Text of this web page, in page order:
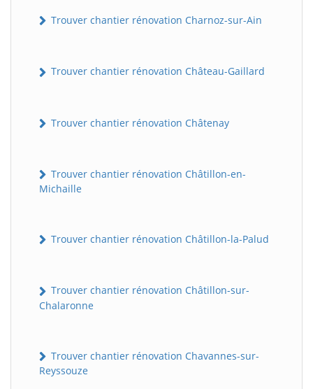
Trouver chantier rénovation Charnoz-sur-Ain
Trouver chantier rénovation Château-Gaillard
Trouver chantier rénovation Châtenay
Trouver chantier rénovation Châtillon-en-
Michaille
Trouver chantier rénovation Châtillon-la-Palud
Trouver chantier rénovation Châtillon-sur-
Chalaronne
Trouver chantier rénovation Chavannes-sur-
Reyssouze